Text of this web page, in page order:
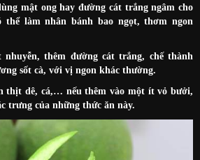
mật ong hay đường cát trắng ngâm cho
thể làm nhân bánh bao ngọt, thơm ngon
thêm đường cát trắng, chế thành
sốt cà, với vị ngon khác thường.
thịt dê, cá,… nếu thêm vào một ít vỏ bưởi,
trưng của những thức ăn này.